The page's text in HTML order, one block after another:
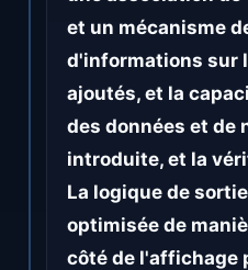
et un mécanisme
d'informations sur
ajoutés, et la
des données et de
introduite, et la
La logique de
optimisée de
côté de l'affichage